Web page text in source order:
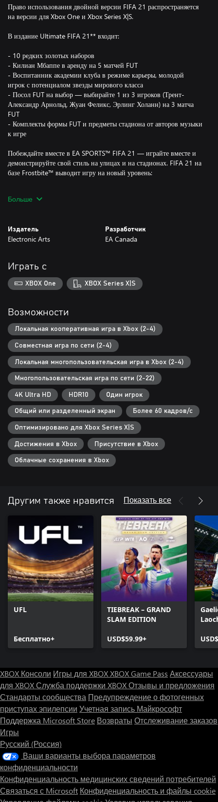
Право использования двойной версии FIFA 21 распространяется
на версии для Xbox One и Xbox Series X|S.
В издание Ultimate FIFA 21** входит:
- 10 редких золотых наборов
- Килиан Мбаппе в аренду на 5 матчей FUT
- Воспитанник академии клуба в режиме карьеры, молодой
игрок с потенциалом звезды мирового класса
- Посол FUT на выбор — выбирайте 1 из 3 игроков (Трент-
Александр Арнольд, Жуан Феликс, Эрлинг Холанн) на 3 матча
FUT
- Комплекты формы FUT и предметы стадиона от авторов музыки
к игре
Побеждайте вместе в EA SPORTS™ FIFA 21 — играйте вместе и
демонстрируйте свой стиль на улицах и на стадионах. FIFA 21 на
базе Frostbite™ выводит игру на новый уровень:
режимах СОСТАВЫ VOLTA FOOTBALL и кооп-игре в FIFA
креативность и контроль.
• Управляйте каждым моментом в режиме карьеры FIFA 21 с
тренировках появляется новая глубина.
• Оцените непревзойденную реалистичность, открывающую
перед вами максимально правдоподобный мир футбола, включая
такие турниры как UEFA Champions League и CONMEBOL
получите улучшение FIFA 21 до версии для Xbox Series X|S
бесплатно.* Весь полученный в FIFA Ultimate Team и VOLTA
FOOTBALL прогресс и контент будет перенесен.
Данная игра включает необязательные внутриигровые покупки
виртуальной валюты, которую можно использовать для
приобретения различных виртуальных внутриигровых
предметов.
*ПРИМЕНЯЮТСЯ УСЛОВИЯ. ПОДРОБНОСТИ СМ. НА
ea.com/ru-ru/dual-entitlement.
**ПРИМЕНЯЮТСЯ УСЛОВИЯ И ОГРАНИЧЕНИЯ. ДЛЯ
ПОЛУЧЕНИЯ ДОПОЛНИТЕЛЬНОЙ ИНФОРМАЦИИ СМ.
www.ea.com/ru-ru/legal.
Больше
Издатель
Electronic Arts
Разработчик
EA Canada
Играть с
XBOX One XBOX Series X|S
Возможности
Локальная кооперативная игра в Xbox (2-4)
Совместная игра по сети (2-4)
Локальная многопользовательская игра в Xbox (2-4)
Многопользовательская игра по сети (2-22)
4K Ultra HD HDR10 Один игрок
Общий или разделенный экран Более 60 кадров/с
Оптимизировано для Xbox Series X|S
Достижения в Xbox Присутствие в Xbox
Облачные сохранения в Xbox
Другим также нравится Показать все
UFL
Бесплатно+
TIEBREAK – GRAND
SLAM EDITION
USD$59.99+
XBOX Консоли Игры для XBOXXBOX Game Pass Аксессуары
для XBOXСлужба поддержки XBOXОтзывы и предложения
Стандарты сообщества Предупреждение о фотогенных
приступах эпилепсии Учетная запись Майкрософт
Поддержка Microsoft Store Возвраты Отслеживание заказов
Игры
Русский (Россия)
Ваши варианты выбора параметров
конфиденциальности
Конфиденциальность медицинских сведений потребителей
Связаться с Microsoft Конфиденциальность и файлы cookie